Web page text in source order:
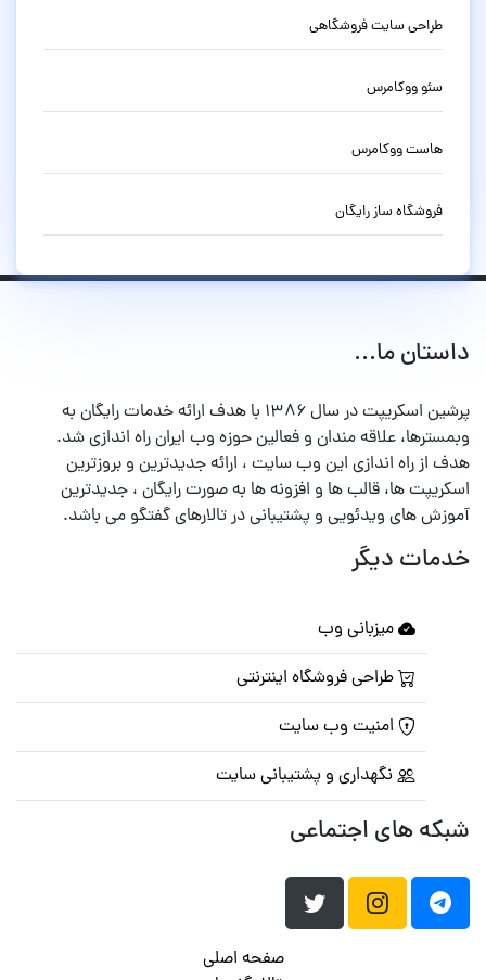
طراحی سایت فروشگاهی
سئو ووکامرس
هاست ووکامرس
فروشگاه ساز رایگان
داستان ما...
پرشین اسکریپت در سال ۱۳۸۶ با هدف ارائه خدمات رایگان به
وبمسترها، علاقه مندان و فعالین حوزه وب ایران راه اندازی شد.
هدف از راه اندازی این وب سایت ، ارائه جدیدترین و بروزترین
اسکریپت ها، قالب ها و افزونه ها به صورت رایگان ، جدیدترین
آموزش های ویدئویی و پشتیبانی در تالارهای گفتگو می باشد.
خدمات دیگر
میزبانی وب
طراحی فروشگاه اینترنتی
امنیت وب سایت
نگهداری و پشتیبانی سایت
شبکه های اجتماعی
صفحه اصلی